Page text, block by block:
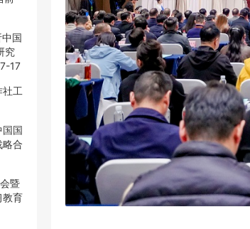
国
究
17
社工
国国
略合
暨
教育
国
究
17
社工
国国
略合
暨
教育